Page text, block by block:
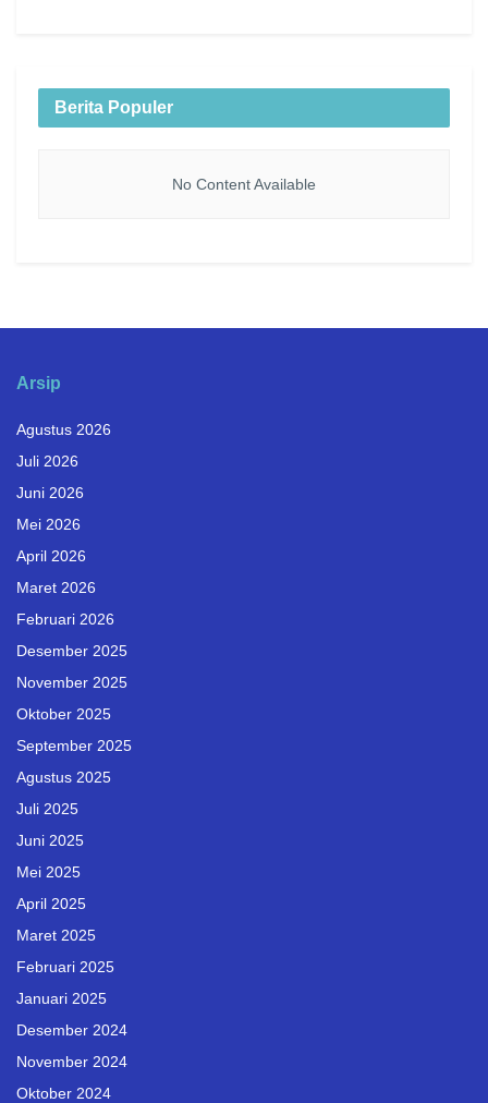
Berita Populer
No Content Available
Arsip
Agustus 2026
Juli 2026
Juni 2026
Mei 2026
April 2026
Maret 2026
Februari 2026
Desember 2025
November 2025
Oktober 2025
September 2025
Agustus 2025
Juli 2025
Juni 2025
Mei 2025
April 2025
Maret 2025
Februari 2025
Januari 2025
Desember 2024
November 2024
Oktober 2024